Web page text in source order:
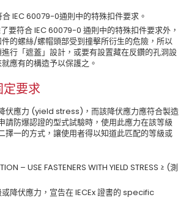
IEC 60079-0通則中的特殊扣件要求。
要符合 IEC 60079-0 通則中的特殊扣件要求外，
的螺絲/螺帽頭部受到撞擊所衍生的危險，所以
行「遮蓋」設計，或要有設置藏在反鑽的孔洞設
應有的構造予以保護之。
要求
伏應力 (yield stress)，而該降伏應力應符合製造
請防爆認證的型式試驗時，使用此應力在該等級
擇一的方式，讓使用者得以知道此匹配的等級或
– USE FASTENERS WITH YIELD STRESS ≥ (測
降伏應力，宣告在 IECEx 證書的 specific